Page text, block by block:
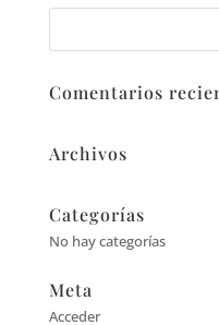
Comentarios
Archivos
Categorías
No hay categorías
Meta
Acceder